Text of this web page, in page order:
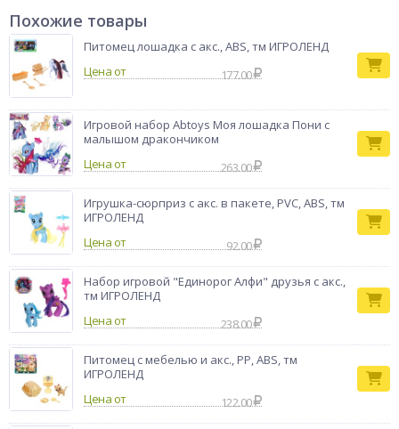
долговечных материалов PP+PVC, не выцветает и не
деформируется. Идеально подходит для сюжетно-ролевых
игр, развивает фантазию, мелкую моторику и чувство стиля.
Для детей старше 3-х лет. 4 вида в ассортименте.
Бренд
Похожие товары
Питомец лошадка с акс., ABS, тм ИГРОЛЕНД
Цена от
177.00
Игровой набор Abtoys Моя лошадка Пони с
малышом дракончиком
Цена от
263.00
Игрушка-сюрприз с акс. в пакете, PVC, ABS, тм
ИГРОЛЕНД
Цена от
92.00
Набор игровой "Единорог Алфи" друзья с акс.,
тм ИГРОЛЕНД
Цена от
238.00
Питомец с мебелью и акс., PP, ABS, тм
ИГРОЛЕНД
Цена от
122.00